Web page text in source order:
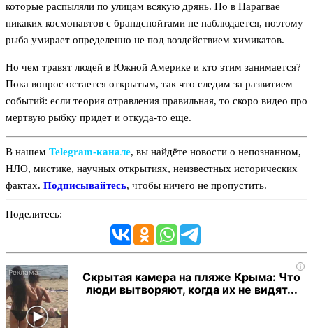
которые распыляли по улицам всякую дрянь. Но в Парагвае
никаких космонавтов с брандспойтами не наблюдается, поэтому
рыба умирает определенно не под воздействием химикатов.
Но чем травят людей в Южной Америке и кто этим занимается?
Пока вопрос остается открытым, так что следим за развитием
событий: если теория отравления правильная, то скоро видео про
мертвую рыбку придет и откуда-то еще.
В нашем Telegram‑канале, вы найдёте новости о непознанном,
НЛО, мистике, научных открытиях, неизвестных исторических
фактах. Подписывайтесь, чтобы ничего не пропустить.
Поделитесь:
i
Скрытая камера на пляже Крыма: Что
люди вытворяют, когда их не видят...